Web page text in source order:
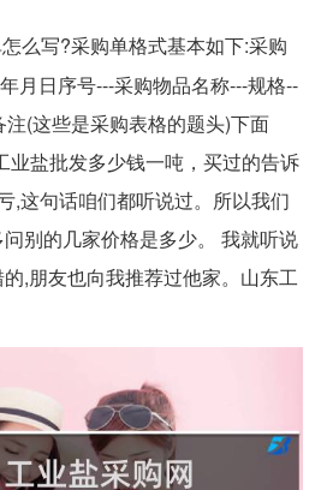
么写?采购单格式基本如下:采购
月日序号---采购物品名称---规格--
(这些是采购表格的题头)下面
业盐批发多少钱一吨，买过的告诉
,这句话咱们都听说过。所以我们
别的几家价格是多少。 我就听说
,朋友也向我推荐过他家。山东工